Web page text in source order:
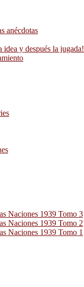
anécdotas
y después la jugada!
Naciones 1939 Tomo 3
Naciones 1939 Tomo 2
Naciones 1939 Tomo 1